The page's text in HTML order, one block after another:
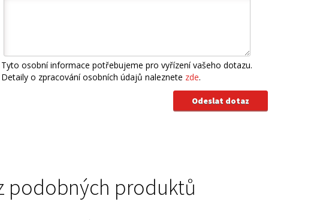
Tyto osobní informace potřebujeme pro vyřízení vašeho dotazu.
Detaily o zpracování osobních údajů naleznete zde.
podobných produktů